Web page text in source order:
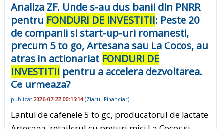
Analiza ZF. Unde s-au dus banii din PNRR
pentru FONDURI DE INVESTITII: Peste 20
de companii si start-up-uri romanesti,
precum 5 to go, Artesana sau La Cocos, au
atras in actionariat FONDURI DE
INVESTITII pentru a accelera dezvoltarea.
Ce urmeaza?
publicat 2026-07-22 00:15:14(Ziarul-Financiar)
Lantul de cafenele 5 to go, producatorul de lactate